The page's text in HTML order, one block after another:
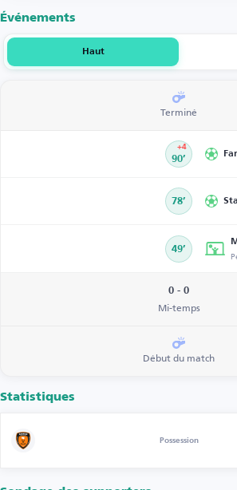
Événements
Haut
Terminé
90’
+4
78’
49’
0 - 0
Mi-temps
Début du match
Statistiques
Possession